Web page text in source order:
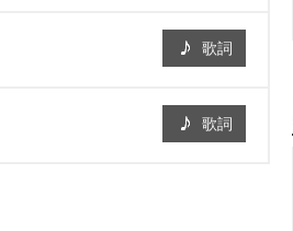
歌詞
歌詞